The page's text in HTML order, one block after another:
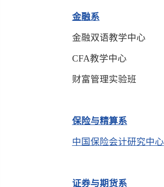
金融系
金融双语教学中心
CFA教学中心
财富管理实验班
保险与精算系
中国保险会计研究中心
证券与期货系